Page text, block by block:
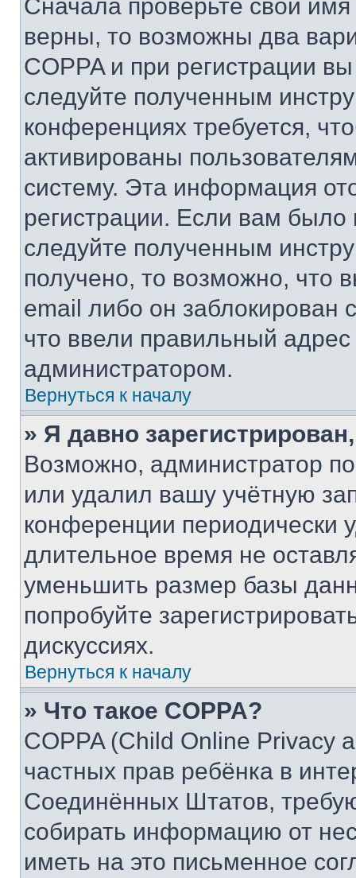
Сначала проверьте свои
верны, то возможны два
COPPA и при регистрации
следуйте полученным
конференциях требуется,
активированы
систему. Эта информация
регистрации. Если вам
следуйте полученным
получено, то возможно, что
email либо он
что ввели правильный адрес
администратором.
Вернуться к началу
» Я давно
Возможно, администратор
или удалил вашу учётную
конференции периодически
длительное время не
уменьшить размер базы
попробуйте
дискуссиях.
Вернуться к началу
» Что такое COPPA?
COPPA (Child Online Privacy
частных прав ребёнка в
Соединённых Штатов,
собирать информацию от
иметь на это письменное